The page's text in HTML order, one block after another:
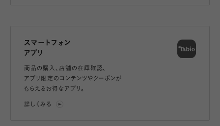
スマートフォン
アプリ
商品の購入、店舗の在庫確認、
アプリ限定のコンテンツやクーポンが
もらえるお得なアプリ。
詳しくみる